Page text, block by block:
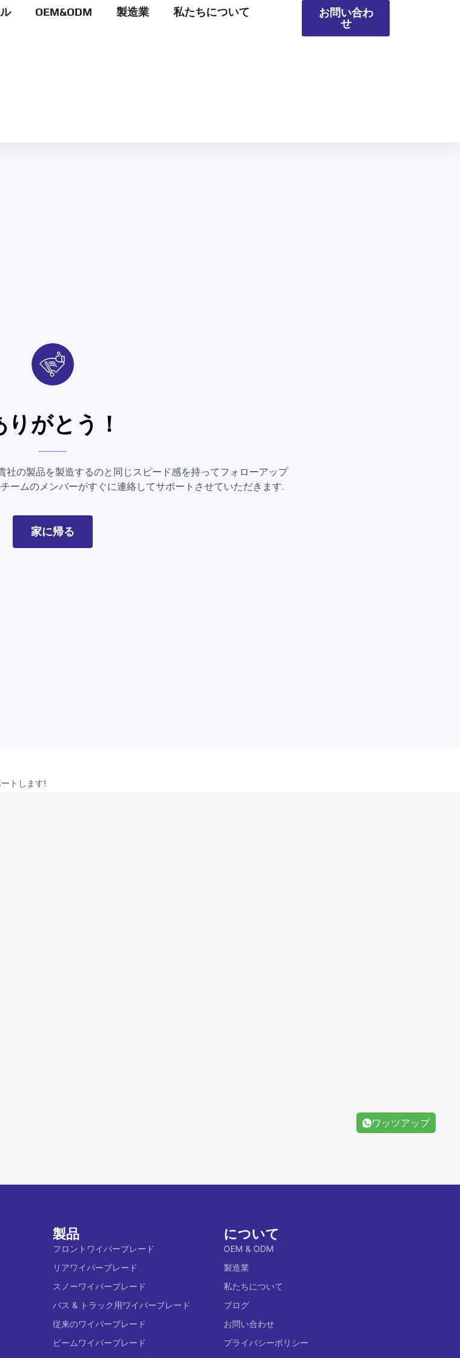
OEM&ODM 製造業
私たちについて
お問い合わ
せ
りがとう！
社の製品を製造するのと同じスピード感を持ってフォローアップ
ームのメンバーがすぐに連絡してサポートさせていただきます.
家に帰る
トします!
製品
フロントワイパーブレード
リアワイパーブレード
スノーワイパーブレード
バス & トラック用ワイパーブレード
従来のワイパーブレード
ビームワイパーブレード
について
OEM & ODM
製造業
私たちについて
ブログ
お問い合わせ
プライバシーポリシー
ワッツアップ